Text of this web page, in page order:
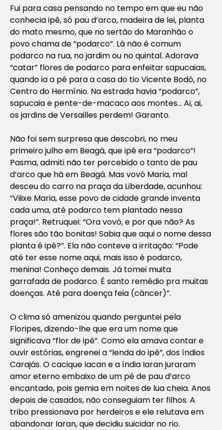
Fui para casa pensando no tempo em que eu não
conhecia ipê, só pau d’arco, madeira de lei, planta
do mato mesmo, que no sertão do Maranhão o
povo chama de “podarco”. Lá não é comum
podarco na rua, no jardim ou no quintal. Adorava
“catar” flores de podarco para enfeitar sapucaias,
quando ia a pé para a casa do tio Vicente Bodó, no
Centro do Hermínio. Na estrada havia “podarco”,
sapucaia e pente-de-macaco aos montes… Ai, ai,
os jardins de Versailles perdem! Garanto.
Não foi sem surpresa que descobri, no meu
primeiro julho em Beagá, que ipê era “podarco”!
Pasma, admiti não ter percebido o tanto de pau
d’arco que há em Beagá. Mas vovó Maria, mal
desceu do carro na praça da Liberdade, acunhou:
“Viiixe Maria, esse povo de cidade grande inventa
cada uma, até podarco tem plantado nessa
praça!”. Retruquei: “Ora vovó, e por que não? As
flores são tão bonitas! Sabia que aqui o nome dessa
planta é ipê?”. Ela não conteve a irritação: “Pode
até ter esse nome aqui, mais isso é podarco,
menina! Conheço demais. Já tomei muita
garrafada de podarco. É santo remédio pra muitas
doenças. Até para doença feia (câncer)”.
O clima só amenizou quando perguntei pela
Floripes, dizendo-lhe que era um nome que
significava “flor de ipê”. Como ela amava contar e
ouvir estórias, engrenei a “lenda do ipê”, dos índios
Carajás. O cacique Iacan e a índia Iaran juraram
amor eterno embaixo de um pé de pau d’arco
encantado, pois gemia em noites de lua cheia. Anos
depois de casados, não conseguiam ter filhos. A
tribo pressionava por herdeiros e ele relutava em
abandonar Iaran, que decidiu suicidar no rio.